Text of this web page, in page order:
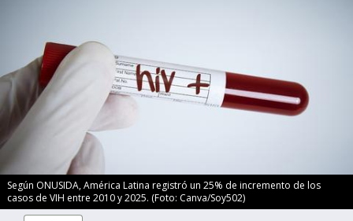
Según ONUSIDA, América Latina registró un 25% de incremento de los
casos de VIH entre 2010 y 2025. (Foto: Canva/Soy502)